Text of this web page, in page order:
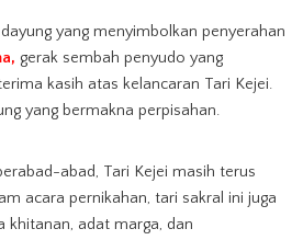
yang menyimbolkan penyerahan
gerak sembah penyudo yang
kasih atas kelancaran Tari Kejei.
yang bermakna perpisahan.
abad, Tari Kejei masih terus
acara pernikahan, tari sakral ini juga
khitanan, adat marga, dan